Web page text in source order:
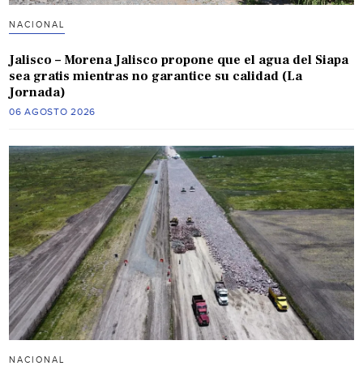
NACIONAL
Jalisco – Morena Jalisco propone que el agua del Siapa
sea gratis mientras no garantice su calidad (La
Jornada)
06 AGOSTO 2026
NACIONAL